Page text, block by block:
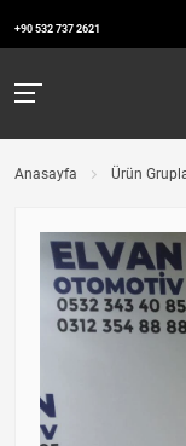
+90 532 737 2621
Anasayfa Ürün